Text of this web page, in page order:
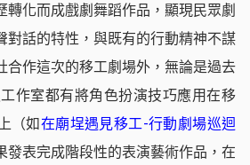
轉化而成戲劇舞蹈作品，顯現民眾劇
對話的特性，與既有的行動精神不謀
合作這次的移工劇場外，無論是過去
作室都有將角色扮演技巧應用在移
（如在廟埕遇見移工-行動劇場巡迴
發表完成階段性的表演藝術作品，在